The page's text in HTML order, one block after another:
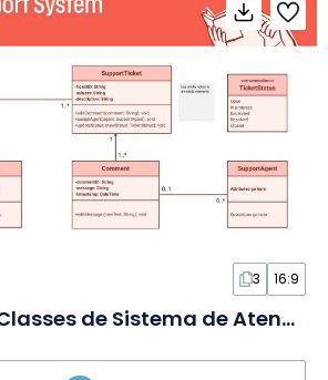
3 16:9
Diagrama de Classes de Sistema de Atendimento ao Cliente em Quadro Branco